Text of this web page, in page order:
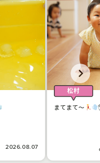
2026.08.07
松村
まてまて〜